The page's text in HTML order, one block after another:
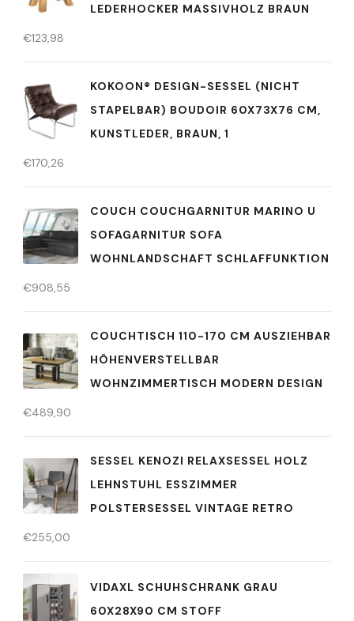
EDERHOCKER MASSIVHOLZ BRAUN
€123,98
KOKOON® DESIGN-SESSEL (NICHT
STAPELBAR) BOUDOIR 60X73X76 CM,
KUNSTLEDER, BRAUN, 1
€170,26
COUCH COUCHGARNITUR MARINO U
SOFAGARNITUR SOFA
WOHNLANDSCHAFT SCHLAFFUNKTION
€908,55
COUCHTISCH 110-170 CM AUSZIEHBAR
HÖHENVERSTELLBAR
WOHNZIMMERTISCH MODERN DESIGN
€489,90
SESSEL KENOZI RELAXSESSEL HOLZ
LEHNSTUHL ESSZIMMER
POLSTERSESSEL VINTAGE RETRO
€255,00
VIDAXL SCHUHSCHRANK GRAU
60X28X90 CM STOFF